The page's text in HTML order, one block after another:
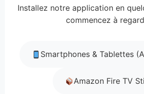
Installez notre application en
commencez à
Smartphones & Tablettes
Amazon Fire TV